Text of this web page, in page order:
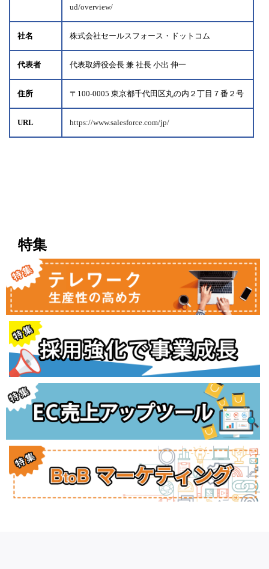
ud/overview/
社名 株式会社セールスフォース・ドットコム
代表者 代表取締役会長 兼 社長 小出 伸一
住所 〒100-0005 東京都千代田区丸の内２丁目７番２号
URL https://www.salesforce.com/jp/
特集